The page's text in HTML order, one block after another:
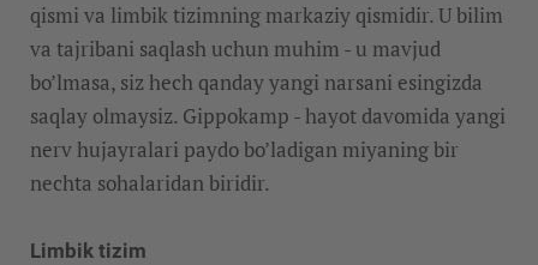
qismi va limbik tizimning markaziy qismidir. U bilim
va tajribani saqlash uchun muhim - u mavjud
bo’lmasa, siz hech qanday yangi narsani esingizda
saqlay olmaysiz. Gippokamp - hayot davomida yangi
nerv hujayralari paydo bo’ladigan miyaning bir
nechta sohalaridan biridir.
Limbik tizim